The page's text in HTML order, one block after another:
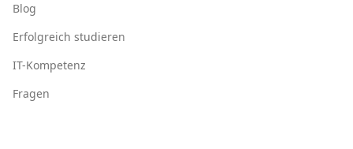
Blog
Erfolgreich studieren
IT-Kompetenz
Fragen